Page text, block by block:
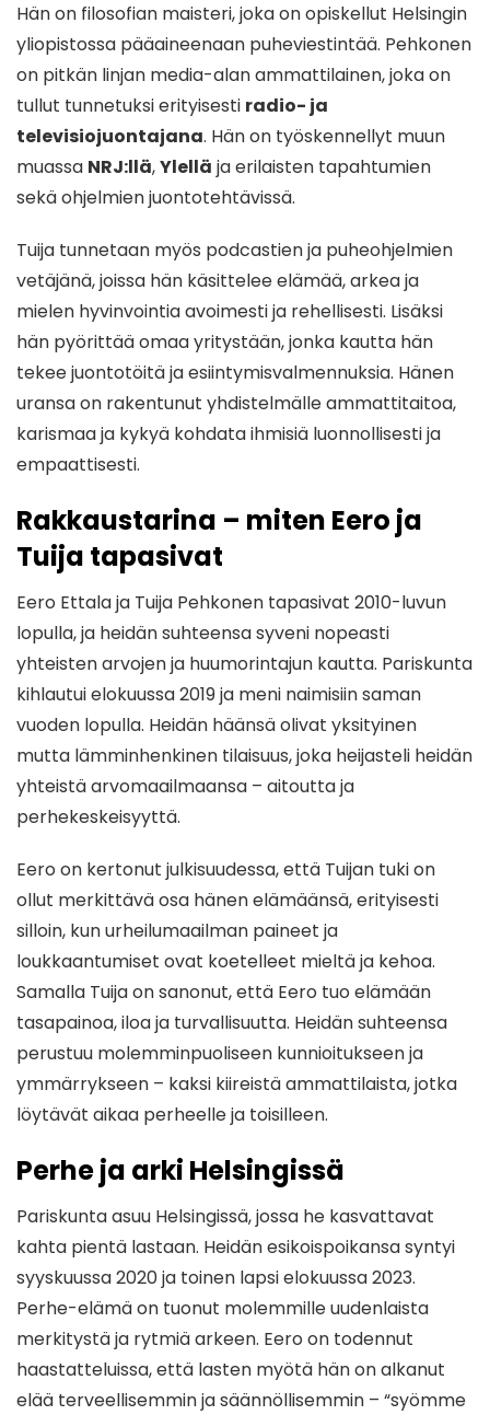
Hän on filosofian maisteri, joka on opiskellut Helsingin
yliopistossa pääaineenaan puheviestintää. Pehkonen
on pitkän linjan media-alan ammattilainen, joka on
tullut tunnetuksi erityisesti radio- ja
televisiojuontajana. Hän on työskennellyt muun
muassa NRJ:llä,Ylellä ja erilaisten tapahtumien
sekä ohjelmien juontotehtävissä.
Tuija tunnetaan myös podcastien ja puheohjelmien
vetäjänä, joissa hän käsittelee elämää, arkea ja
mielen hyvinvointia avoimesti ja rehellisesti. Lisäksi
hän pyörittää omaa yritystään, jonka kautta hän
tekee juontotöitä ja esiintymisvalmennuksia. Hänen
uransa on rakentunut yhdistelmälle ammattitaitoa,
karismaa ja kykyä kohdata ihmisiä luonnollisesti ja
empaattisesti.
Rakkaustarina – miten Eero ja
Tuija tapasivat
Eero Ettala ja Tuija Pehkonen tapasivat 2010-luvun
lopulla, ja heidän suhteensa syveni nopeasti
yhteisten arvojen ja huumorintajun kautta. Pariskunta
kihlautui elokuussa 2019 ja meni naimisiin saman
vuoden lopulla. Heidän häänsä olivat yksityinen
mutta lämminhenkinen tilaisuus, joka heijasteli heidän
yhteistä arvomaailmaansa – aitoutta ja
perhekeskeisyyttä.
Eero on kertonut julkisuudessa, että Tuijan tuki on
ollut merkittävä osa hänen elämäänsä, erityisesti
silloin, kun urheilumaailman paineet ja
loukkaantumiset ovat koetelleet mieltä ja kehoa.
Samalla Tuija on sanonut, että Eero tuo elämään
tasapainoa, iloa ja turvallisuutta. Heidän suhteensa
perustuu molemminpuoliseen kunnioitukseen ja
ymmärrykseen – kaksi kiireistä ammattilaista, jotka
löytävät aikaa perheelle ja toisilleen.
Perhe ja arki Helsingissä
Pariskunta asuu Helsingissä, jossa he kasvattavat
kahta pientä lastaan. Heidän esikoispoikansa syntyi
syyskuussa 2020 ja toinen lapsi elokuussa 2023.
Perhe-elämä on tuonut molemmille uudenlaista
merkitystä ja rytmiä arkeen. Eero on todennut
haastatteluissa, että lasten myötä hän on alkanut
elää terveellisemmin ja säännöllisemmin – “syömme